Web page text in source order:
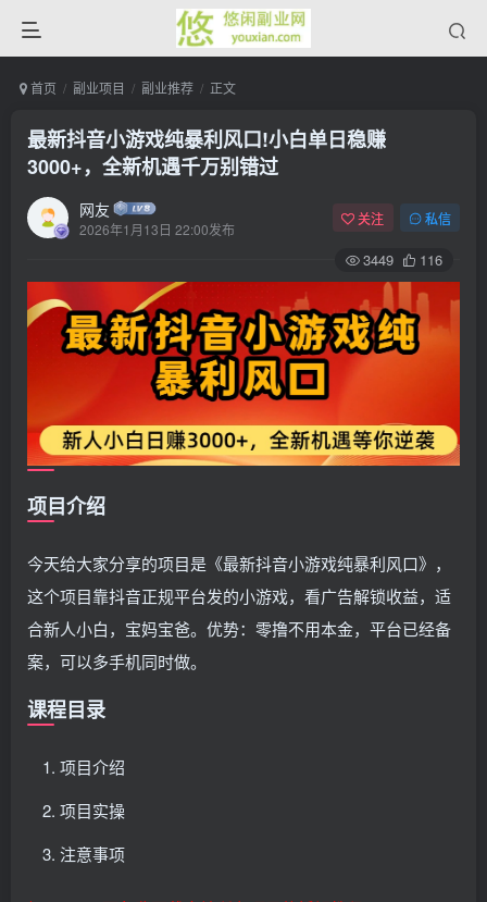
首页 副业项目 副业推荐 正文
最新抖音小游戏纯暴利风口!小白单日稳赚
3000+，全新机遇千万别错过
网友
2026年1月13日 22:00发布
关注 私信
3449 116
项目介绍
今天给大家分享的项目是《最新抖音小游戏纯暴利风口》，
这个项目靠抖音正规平台发的小游戏，看广告解锁收益，适
合新人小白，宝妈宝爸。优势：零撸不用本金，平台已经备
案，可以多手机同时做。
课程目录
项目介绍
项目实操
注意事项